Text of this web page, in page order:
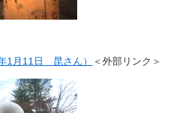
1月11日 昆さん） ＜外部リンク＞